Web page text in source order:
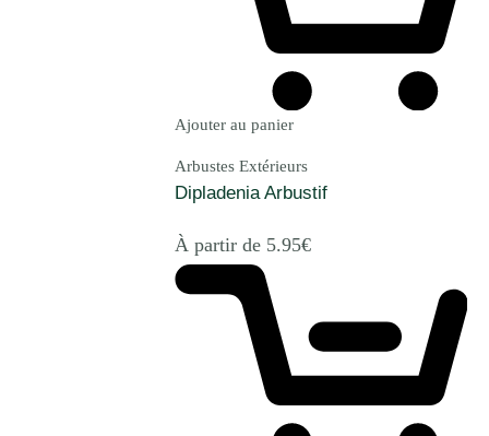
Ajouter au panier
Arbustes Extérieurs
Dipladenia Arbustif
À partir de 5.95€